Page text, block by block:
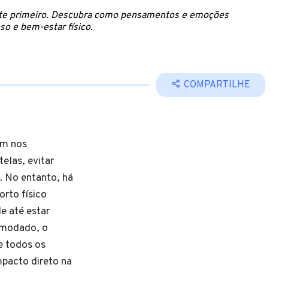
primeiro. Descubra como pensamentos e emoções
e bem-estar físico.
COMPARTILHE
nos
evitar
No entanto, há
físico
até estar
o
todos os
direto na